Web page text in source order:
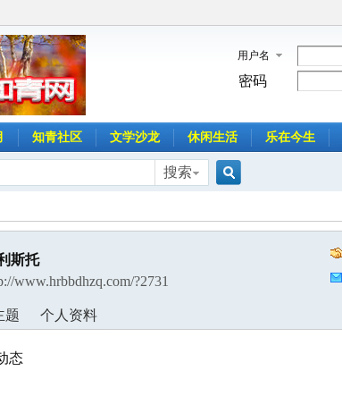
用户名
密码
知青社区 文学沙龙 休闲生活 乐在今生
搜索
斯托
www.hrbbdhzq.com/?2731
题 个人资料
态